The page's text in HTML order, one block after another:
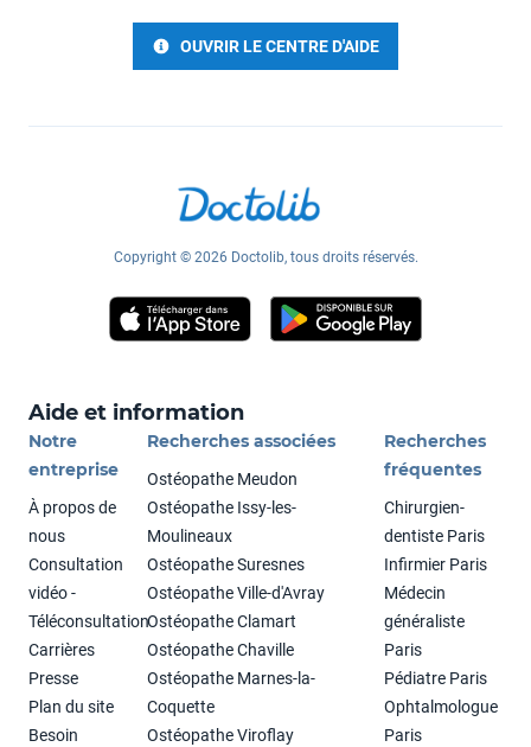
OUVRIR LE CENTRE D'AIDE
Copyright © 2026 Doctolib, tous droits réservés.
Aide et information
Notre
entreprise
À propos de
nous
Consultation
vidéo -
Téléconsultation
Carrières
Presse
Plan du site
Besoin
Recherches associées
Ostéopathe Meudon
Ostéopathe Issy-les-
Moulineaux
Ostéopathe Suresnes
Ostéopathe Ville-d'Avray
Ostéopathe Clamart
Ostéopathe Chaville
Ostéopathe Marnes-la-
Coquette
Ostéopathe Viroflay
Recherches
fréquentes
Chirurgien-
dentiste Paris
Infirmier Paris
Médecin
généraliste
Paris
Pédiatre Paris
Ophtalmologue
Paris